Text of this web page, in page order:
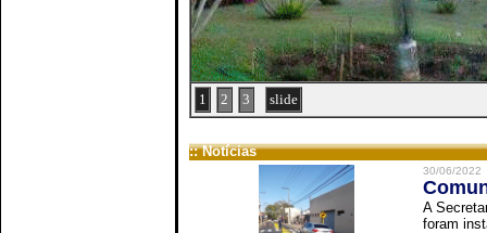
1 2 3 slide
:: Notícias
30/06/2022
A
foram